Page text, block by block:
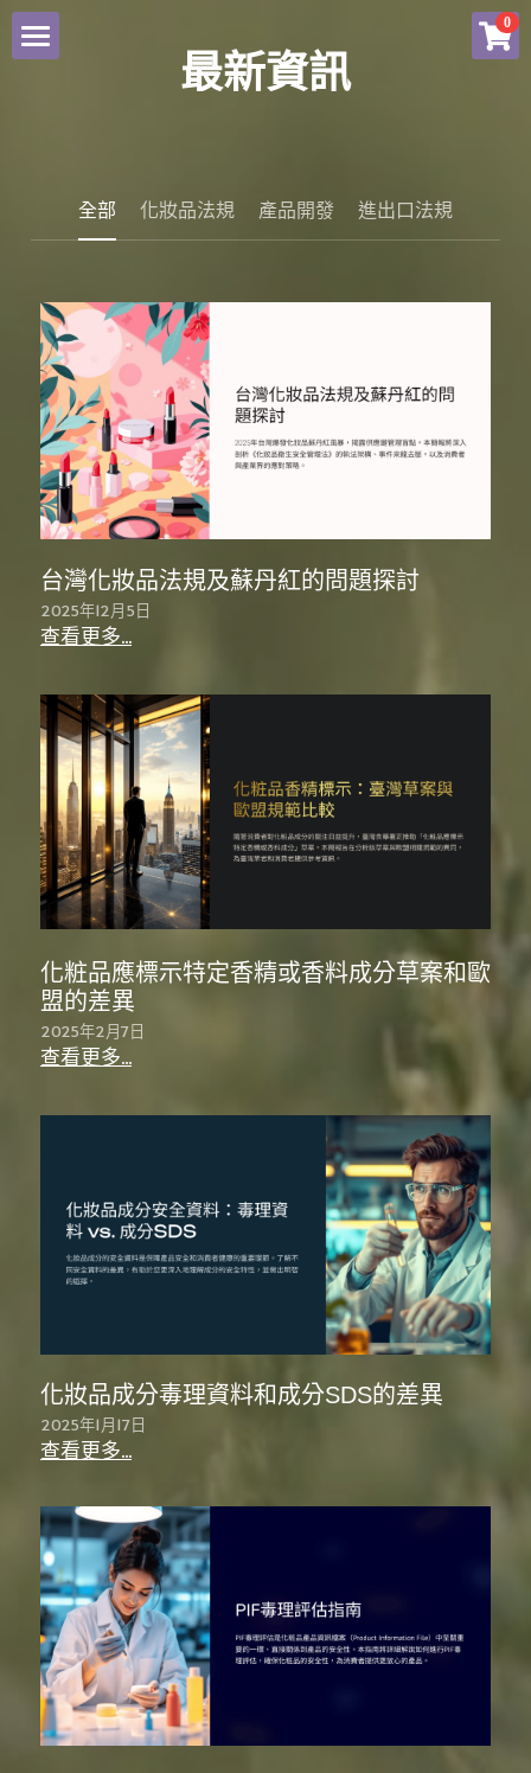
0
服務項目
品牌商店
聯繫我們
Facebook
Instagram
搜索
简体中文
最新資訊
全部 化妝品法規 產品開發 進出口法規
台灣化妝品法規及蘇丹紅的問題探討
2025年12月5日
查看更多...
化粧品應標示特定香精或香料成分草案和歐
盟的差異
2025年2月7日
查看更多...
化妝品成分毒理資料和成分SDS的差異
2025年1月17日
查看更多...
×
商品分類